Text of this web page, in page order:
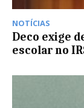
NOTÍCIAS
Deco exige
escolar no